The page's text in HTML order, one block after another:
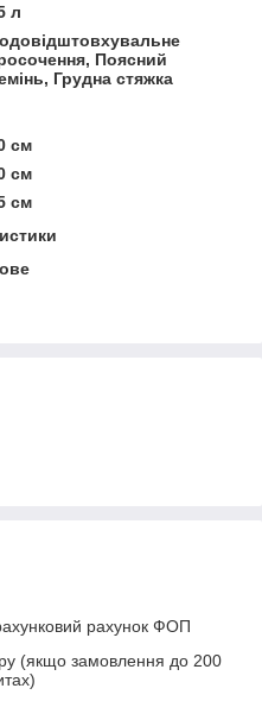
л
Поясний
Грудна стяжка
см
см
см
рахунок ФОП
(якщо замовлення до 200